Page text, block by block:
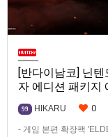
[반다이남코] 닌텐
자 에디션 패키지
99 HIKARU 0
- 게임 본편 확장팩